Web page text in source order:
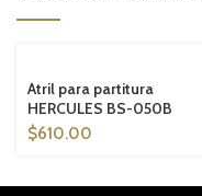
Atril para partitura
HERCULES BS-050B
$610.00